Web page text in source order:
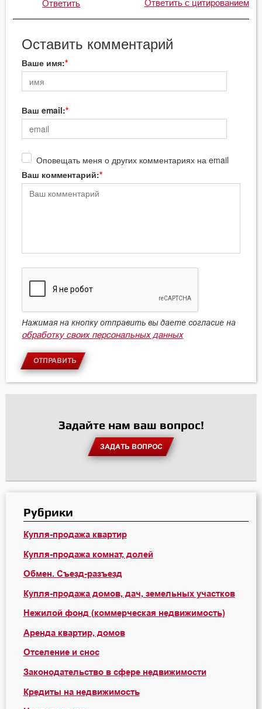
Ответить Ответить с цитированием
Оставить комментарий
Ваше имя:
Ваш email:
Оповещать меня о других комментариях на email
Ваш комментарий:
Нажимая на кнопку отправить вы даете согласие на
обработку своих персональных данных
ОТПРАВИТЬ
Задайте нам ваш вопрос!
ЗАДАТЬ ВОПРОС
Рубрики
Купля-продажа квартир
Купля-продажа комнат, долей
Обмен. Съезд-разъезд
Купля-продажа домов, дач, земельных участков
Нежилой фонд (коммерческая недвижимость)
Аренда квартир, домов
Отселение и снос
Законодательство в сфере недвижимости
Кредиты на недвижимость